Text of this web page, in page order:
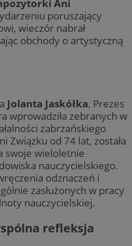
Ani
poruszający
wieczór nabrał
obchody o artystyczną
Jolanta Jaskółka, Prezes
wprowadziła zebranych w
zabrzańskiego
Związku od 74 lat, została
swoje wieloletnie
nauczycielskiego.
odznaczeń i
zasłużonych w pracy
nauczycielskiej.
refleksja